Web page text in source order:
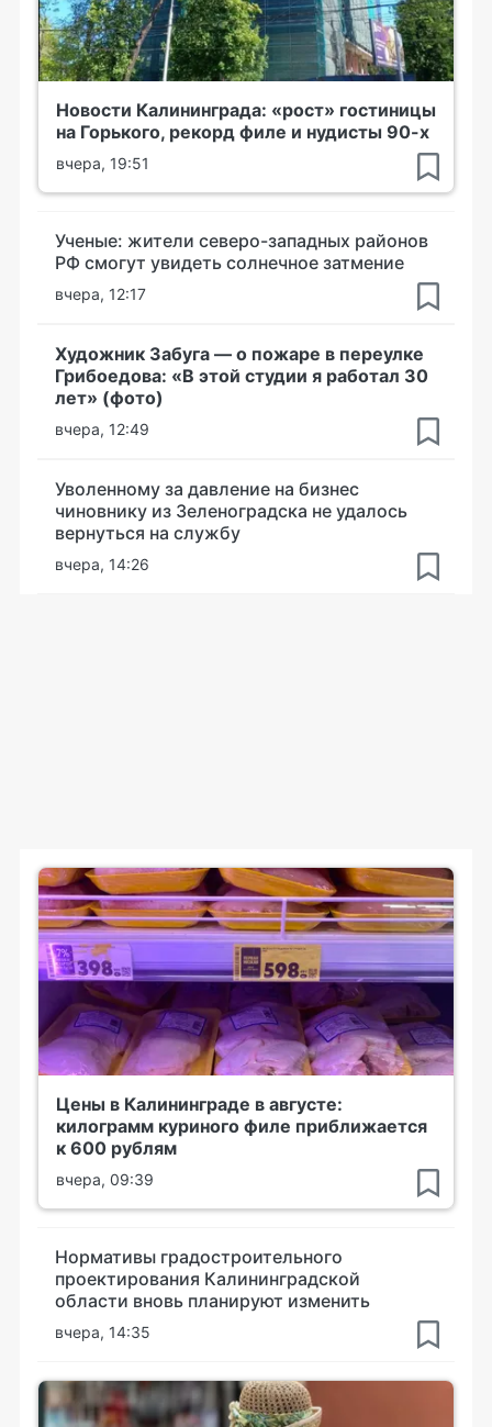
Новости Калининграда: «рост» гостиницы
на Горького, рекорд филе и нудисты 90-х
вчера, 19:51
Ученые: жители северо-западных районов
РФ смогут увидеть солнечное затмение
вчера, 12:17
Художник Забуга — о пожаре в переулке
Грибоедова: «В этой студии я работал 30
лет» (фото)
вчера, 12:49
Уволенному за давление на бизнес
чиновнику из Зеленоградска не удалось
вернуться на службу
вчера, 14:26
Цены в Калининграде в августе:
килограмм куриного филе приближается
к 600 рублям
вчера, 09:39
Нормативы градостроительного
проектирования Калининградской
области вновь планируют изменить
вчера, 14:35